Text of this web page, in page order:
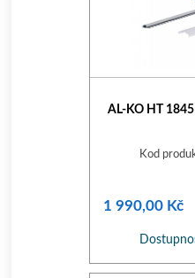
AL-KO HT
Kod
1 990,00 Kč